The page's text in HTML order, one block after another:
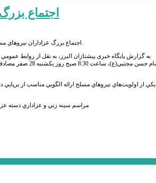
اجتماع بزرگ
اجتماع بزرگ عزاداران نيروهاي مسلح استان البرز همزمان با ۲۸ صفر مصادف با سالروز رحلت نبي مکرم اسلام (ص) و شهادت امام حسن مجتبي (ع) در كرج برگزار می شود.
يكي از اولويت‌هاي نيروهاي مسلح ارائه الگويي مناسب از
مراسم سينه زني و عزاداري دسته